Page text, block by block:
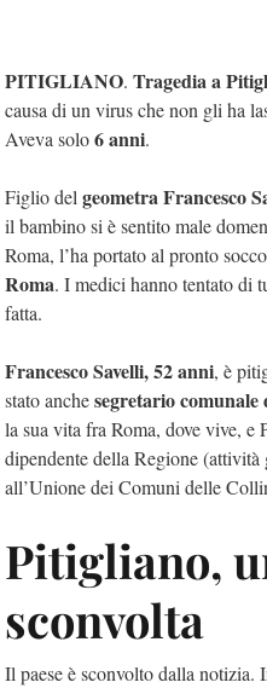
PITIGLIANO. Tragedia a
causa di un virus che non gli ha
Aveva solo6 anni.
Figlio del geometra Francesco
il bambino si è sentito male
Roma, l’ha portato al pronto
Roma. I medici hanno tentato di
fatta.
Francesco Savelli, 52 anni, è
stato anchesegretario
la sua vita fra Roma, dove vive, e
dipendente della Regione
all’Unione dei Comuni delle
Pitigliano,
sconvolta
Il paese è sconvolto dalla notizia.